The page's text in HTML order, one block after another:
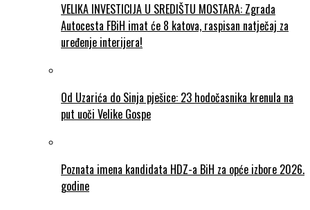
VELIKA INVESTICIJA U SREDIŠTU MOSTARA: Zgrada
Autocesta FBiH imat će 8 katova, raspisan natječaj za
uređenje interijera!
Od Uzarića do Sinja pješice: 23 hodočasnika krenula na
put uoči Velike Gospe
Poznata imena kandidata HDZ-a BiH za opće izbore 2026.
godine